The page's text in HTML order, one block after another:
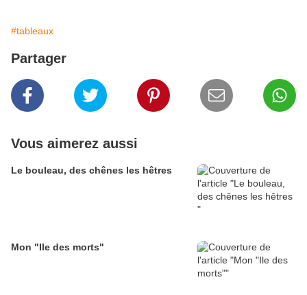
#tableaux
Partager
Vous aimerez aussi
Le bouleau, des chênes les hêtres
Mon "Ile des morts"